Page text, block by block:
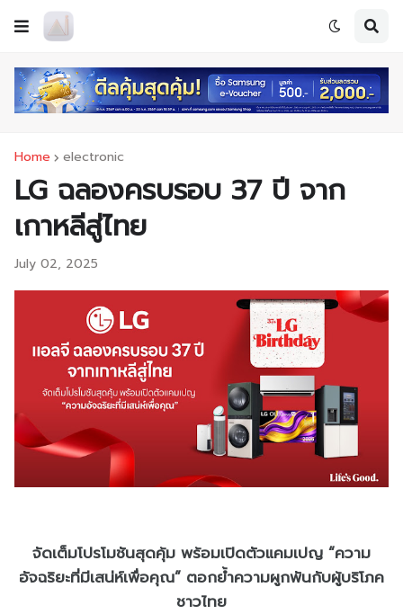
Home electronic
LG ฉลองครบรอบ 37 ปี จาก
เกาหลีสู่ไทย
July 02, 2025
จัดเต็มโปรโมชันสุดคุ้ม พร้อมเปิดตัวแคมเปญ “ความ
อัจฉริยะที่มีเสน่ห์เพื่อคุณ” ตอกย้ำความผูกพันกับผู้บริโภค
ชาวไทย